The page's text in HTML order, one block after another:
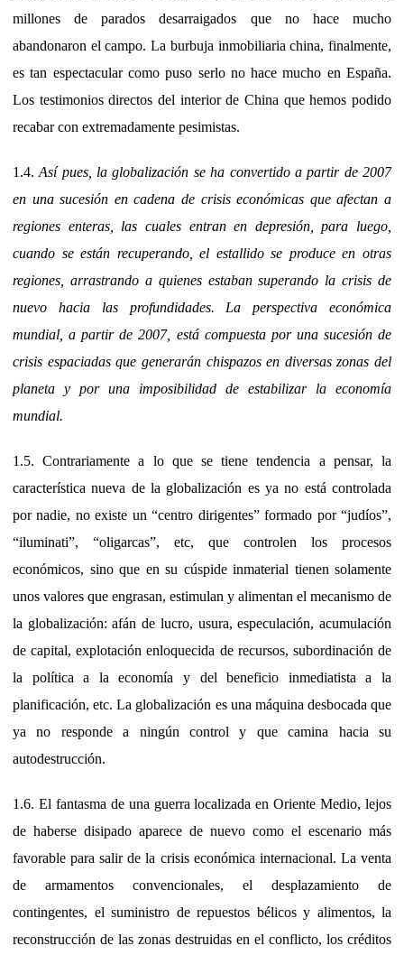
millones de parados desarraigados que no hace mucho
abandonaron el campo. La burbuja inmobiliaria china, finalmente,
es tan espectacular como puso serlo no hace mucho en España.
Los testimonios directos del interior de China que hemos podido
recabar con extremadamente pesimistas.
1.4.Así pues, la globalización se ha convertido a partir de 2007
en una sucesión en cadena de crisis económicas que afectan a
regiones enteras, las cuales entran en depresión, para luego,
cuando se están recuperando, el estallido se produce en otras
regiones, arrastrando a quienes estaban superando la crisis de
nuevo hacia las profundidades. La perspectiva económica
mundial, a partir de 2007, está compuesta por una sucesión de
crisis espaciadas que generarán chispazos en diversas zonas del
planeta y por una imposibilidad de estabilizar la economía
mundial.
1.5. Contrariamente a lo que se tiene tendencia a pensar, la
característica nueva de la globalización es ya no está controlada
por nadie, no existe un “centro dirigentes” formado por “judíos”,
“iluminati”, “oligarcas”, etc, que controlen los procesos
económicos, sino que en su cúspide inmaterial tienen solamente
unos valores que engrasan, estimulan y alimentan el mecanismo de
la globalización: afán de lucro, usura, especulación, acumulación
de capital, explotación enloquecida de recursos, subordinación de
la política a la economía y del beneficio inmediatista a la
planificación, etc. La globalización es una máquina desbocada que
ya no responde a ningún control y que camina hacia su
autodestrucción.
1.6. El fantasma de una guerra localizada en Oriente Medio, lejos
de haberse disipado aparece de nuevo como el escenario más
favorable para salir de la crisis económica internacional. La venta
de armamentos convencionales, el desplazamiento de
contingentes, el suministro de repuestos bélicos y alimentos, la
reconstrucción de las zonas destruidas en el conflicto, los créditos